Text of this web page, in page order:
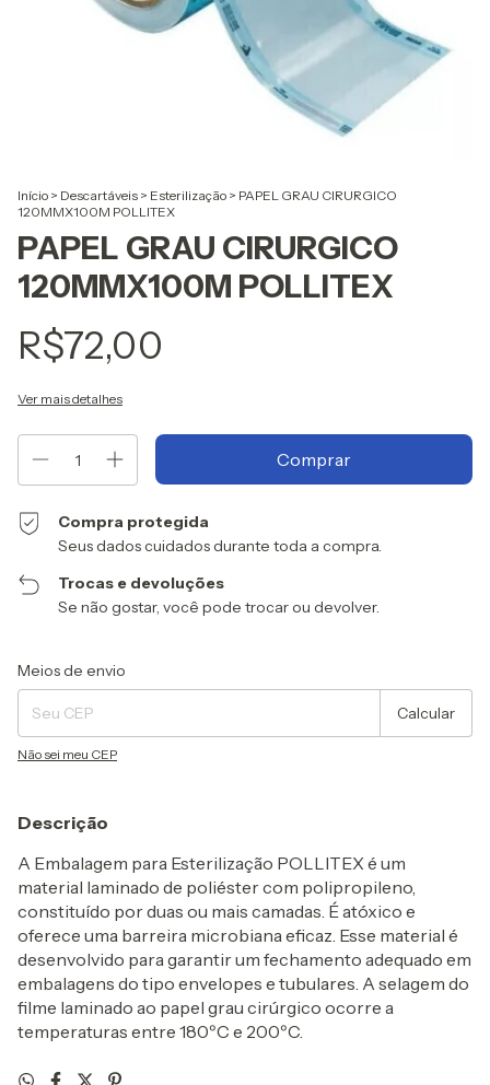
Início > Descartáveis > Esterilização > PAPEL GRAU CIRURGICO
120MMX100M POLLITEX
PAPEL GRAU CIRURGICO
120MMX100M POLLITEX
R$72,00
Ver mais detalhes
Compra protegida
Seus dados cuidados durante toda a compra.
Trocas e devoluções
Se não gostar, você pode trocar ou devolver.
Entregas para o CEP:
Meios de envio
Calcular
Não sei meu CEP
Descrição
A Embalagem para Esterilização POLLITEX é um
material laminado de poliéster com polipropileno,
constituído por duas ou mais camadas. É atóxico e
oferece uma barreira microbiana eficaz. Esse material é
desenvolvido para garantir um fechamento adequado em
embalagens do tipo envelopes e tubulares. A selagem do
filme laminado ao papel grau cirúrgico ocorre a
temperaturas entre 180ºC e 200ºC.